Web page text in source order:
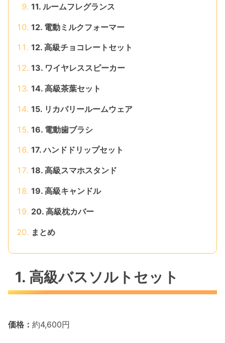
11. ルームフレグランス
12. 電動ミルクフォーマー
12. 高級チョコレートセット
13. ワイヤレススピーカー
14. 高級茶葉セット
15. リカバリールームウェア
16. 電動歯ブラシ
17. ハンドドリップセット
18. 高級スマホスタンド
19. 高級キャンドル
20. 高級枕カバー
まとめ
1. 高級バスソルトセット
価格： 約4,600円